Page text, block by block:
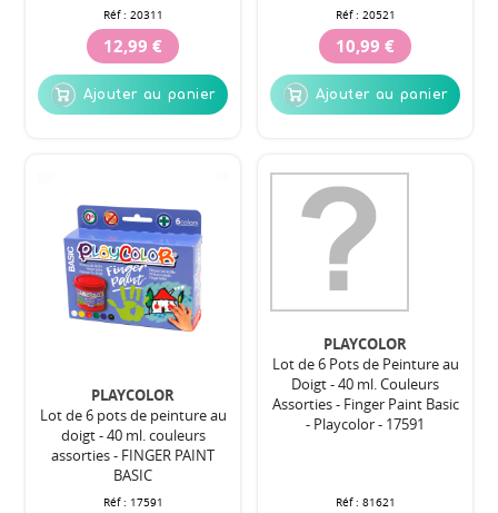
Réf : 20311
12,99 €
Ajouter au panier
Réf : 20521
10,99 €
Ajouter au panier
PLAYCOLOR
Lot de 6 pots de peinture au
doigt - 40 ml. couleurs
assorties - FINGER PAINT
BASIC
Réf : 17591
PLAYCOLOR
Lot de 6 Pots de Peinture au
Doigt - 40 ml. Couleurs
Assorties - Finger Paint Basic
- Playcolor - 17591
Réf : 81621